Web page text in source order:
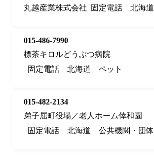
丸越産業株式会社
固定電話 北海道
015-486-7990
標茶キロルどうぶつ病院
固定電話
北海道 ペット
015-482-2134
弟子屈町役場／老人ホーム倖和園
固定電話
北海道 公共機関・団体